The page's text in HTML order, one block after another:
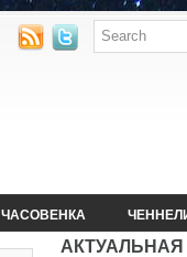
ЧАСОВЕНКА